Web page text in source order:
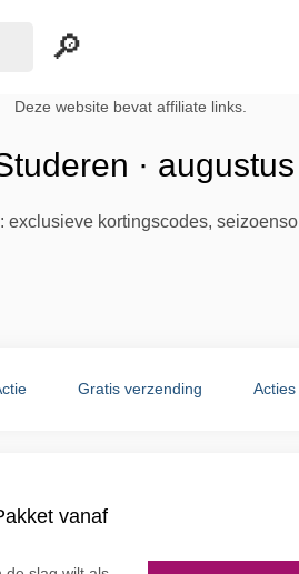
Deze website bevat affiliate links.
·
kortingscodes,
Gratis verzending Acties
vanaf